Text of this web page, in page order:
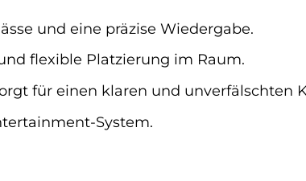
und eine präzise Wiedergabe.
flexible Platzierung im Raum.
für einen klaren und unverfälschten
System.